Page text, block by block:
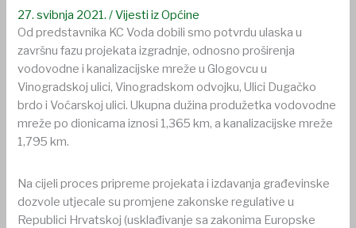
27. svibnja 2021./Vijesti iz Općine
Od predstavnika KC Voda dobili smo potvrdu ulaska u
završnu fazu projekata izgradnje, odnosno proširenja
vodovodne i kanalizacijske mreže u Glogovcu u
Vinogradskoj ulici, Vinogradskom odvojku, Ulici Dugačko
brdo i Voćarskoj ulici. Ukupna dužina produžetka vodovodne
mreže po dionicama iznosi 1,365 km, a kanalizacijske mreže
1,795 km.
Na cijeli proces pripreme projekata i izdavanja građevinske
dozvole utjecale su promjene zakonske regulative u
Republici Hrvatskoj (usklađivanje sa zakonima Europske